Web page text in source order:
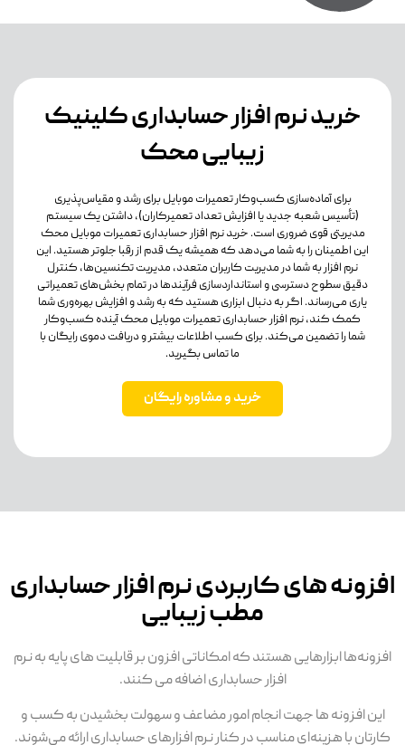
خرید نرم افزار حسابداری کلینیک
زیبایی محک
برای آماده‌سازی کسب‌وکار تعمیرات موبایل برای رشد و مقیاس‌پذیری
(تأسیس شعبه جدید یا افزایش تعداد تعمیرکاران)، داشتن یک سیستم
مدیریتی قوی ضروری است. خرید نرم افزار حسابداری تعمیرات موبایل محک
این اطمینان را به شما می‌دهد که همیشه یک قدم از رقبا جلوتر هستید. این
نرم افزار به شما در مدیریت کاربران متعدد، مدیریت تکنسین‌ها، کنترل
دقیق سطوح دسترسی و استانداردسازی فرآیندها در تمام بخش‌های تعمیراتی
یاری می‌رساند. اگر به دنبال ابزاری هستید که به رشد و افزایش بهره‌وری شما
کمک کند، نرم افزار حسابداری تعمیرات موبایل محک آینده کسب‌وکار
شما را تضمین می‌کند. برای کسب اطلاعات بیشتر و دریافت دموی رایگان با
ما تماس بگیرید.
خرید و مشاوره رایگان
افزونه های کاربردی نرم افزار حسابداری
مطب زیبایی
افزونه‌ها ابزارهایی هستند که امکاناتی افزون بر قابلیت های پایه به نرم
افزار حسابداری اضافه می کنند.
این افزونه ها جهت انجام امور مضاعف و سهولت بخشیدن به کسب و
کارتان با هزینه‌ای مناسب در کنار نرم افزارهای حسابداری ارائه می‌شوند.